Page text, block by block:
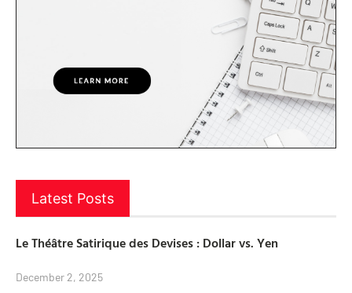
Latest Posts
Le Théâtre Satirique des Devises : Dollar vs. Yen
December 2, 2025